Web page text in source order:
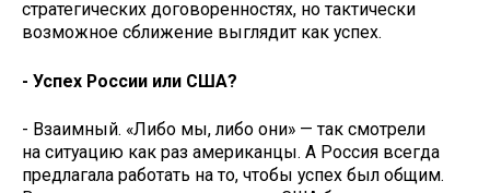
стратегических договоренностях, но тактически
возможное сближение выглядит как успех.
- Успех России или США?
- Взаимный. «Либо мы, либо они» — так смотрели
на ситуацию как раз американцы. А Россия всегда
предлагала работать на то, чтобы успех был общим.